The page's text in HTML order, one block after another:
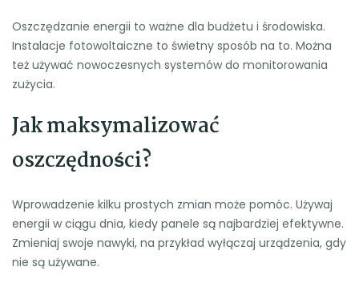
Oszczędzanie energii to ważne dla budżetu i środowiska.
Instalacje fotowoltaiczne to świetny sposób na to. Można
też używać nowoczesnych systemów do monitorowania
zużycia.
Jak maksymalizować
oszczędności?
Wprowadzenie kilku prostych zmian może pomóc. Używaj
energii w ciągu dnia, kiedy panele są najbardziej efektywne.
Zmieniaj swoje nawyki, na przykład wyłączaj urządzenia, gdy
nie są używane.